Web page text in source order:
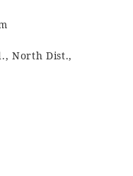
North Dist.,